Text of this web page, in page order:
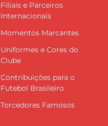
Filiais e Parceiros
Internacionais
Momentos Marcantes
Uniformes e Cores do
Clube
Contribuições para o
Futebol Brasileiro
Torcedores Famosos